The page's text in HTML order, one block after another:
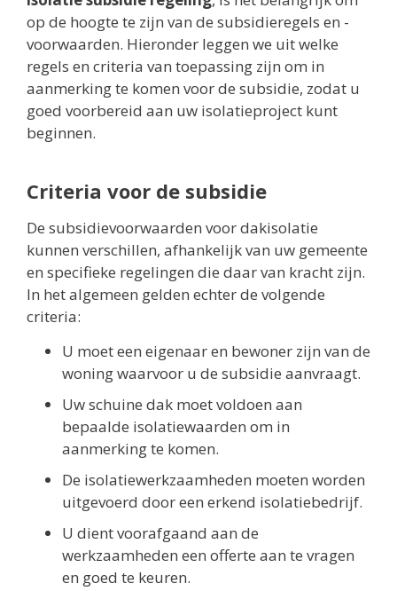
op de hoogte te zijn van de subsidieregels en -
voorwaarden. Hieronder leggen we uit welke
regels en criteria van toepassing zijn om in
aanmerking te komen voor de subsidie, zodat u
goed voorbereid aan uw isolatieproject kunt
beginnen.
Criteria voor de subsidie
De subsidievoorwaarden voor dakisolatie
kunnen verschillen, afhankelijk van uw gemeente
en specifieke regelingen die daar van kracht zijn.
In het algemeen gelden echter de volgende
criteria:
U moet een eigenaar en bewoner zijn van de
woning waarvoor u de subsidie aanvraagt.
Uw schuine dak moet voldoen aan
bepaalde isolatiewaarden om in
aanmerking te komen.
De isolatiewerkzaamheden moeten worden
uitgevoerd door een erkend isolatiebedrijf.
U dient voorafgaand aan de
werkzaamheden een offerte aan te vragen
en goed te keuren.